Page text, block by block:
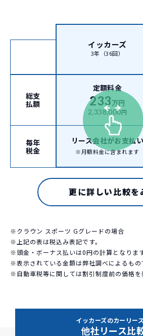
イッカーズ
3年（36回）
総支
払額
定額料金
233万円
2,338,000円
毎年
税金
リース会社がお支払い
※月額料金に含まれます
※クラウン スポーツ Gグレードの場合
※上記の表は税込み表記です。
※頭金・ボーナス払いは0円の計算となります
※表示されている金額は弊社調べによるもの
※自動車税等に関しては割引制度前の価格を
イッカーズのカーリー
他社リース比